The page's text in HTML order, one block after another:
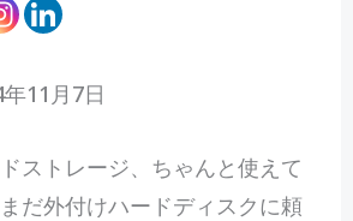
11月7日
ストレージ、ちゃんと使えて
だ外付けハードディスクに頼